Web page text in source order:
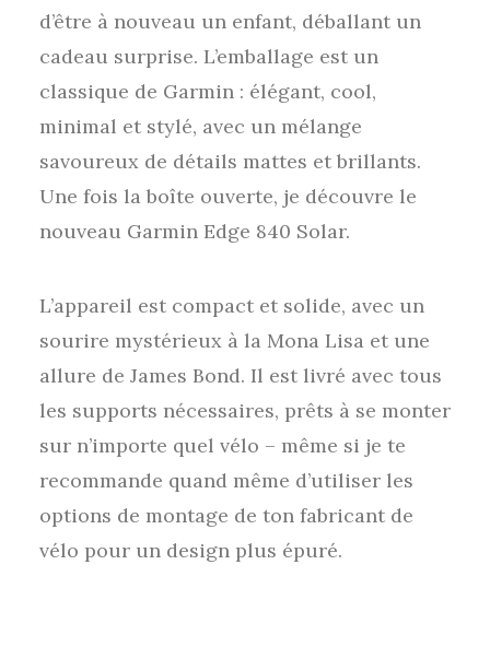
d’être à nouveau un enfant, déballant un
cadeau surprise. L’emballage est un
classique de Garmin : élégant, cool,
minimal et stylé, avec un mélange
savoureux de détails mattes et brillants.
Une fois la boîte ouverte, je découvre le
nouveau Garmin Edge 840 Solar.
L’appareil est compact et solide, avec un
sourire mystérieux à la Mona Lisa et une
allure de James Bond. Il est livré avec tous
les supports nécessaires, prêts à se monter
sur n’importe quel vélo – même si je te
recommande quand même d’utiliser les
options de montage de ton fabricant de
vélo pour un design plus épuré.